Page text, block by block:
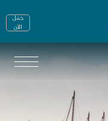
حمّل
الأن